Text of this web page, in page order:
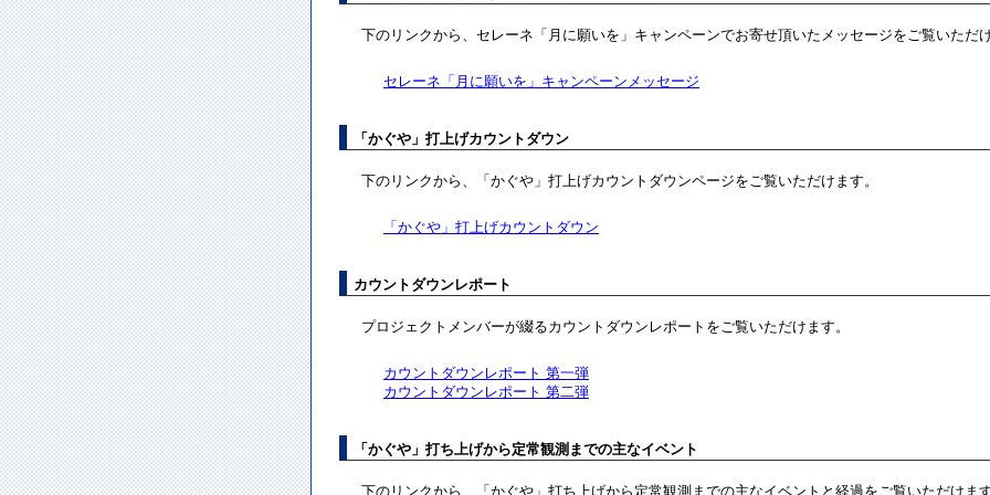
下のリンクから、セレーネ「月に願いを」キャンペーンでお寄せ頂いたメッセージをご覧いただけ
セレーネ「月に願いを」キャンペーンメッセージ
「かぐや」打上げカウントダウン
下のリンクから、「かぐや」打上げカウントダウンページをご覧いただけます。
「かぐや」打上げカウントダウン
カウントダウンレポート
プロジェクトメンバーが綴るカウントダウンレポートをご覧いただけます。
カウントダウンレポート 第一弾
カウントダウンレポート 第二弾
「かぐや」打ち上げから定常観測までの主なイベント
下のリンクから、「かぐや」打ち上げから定常観測までの主なイベントと経過をご覧いただけます